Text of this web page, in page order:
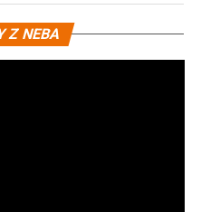
Z NEBA